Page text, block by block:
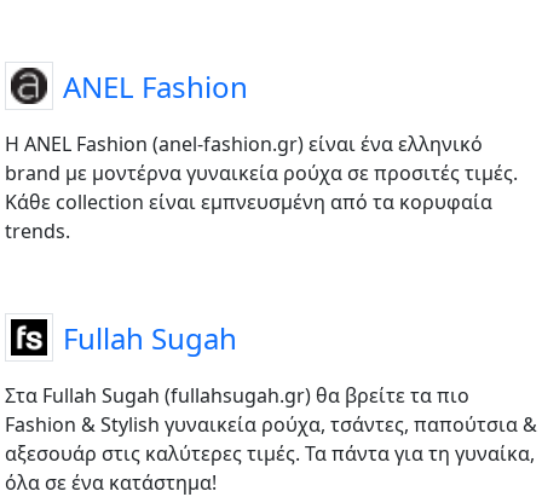
ANEL Fashion
Η ANEL Fashion (anel-fashion.gr) είναι ένα ελληνικό
brand με μοντέρνα γυναικεία ρούχα σε προσιτές τιμές.
Κάθε collection είναι εμπνευσμένη από τα κορυφαία
trends.
Fullah Sugah
Στα Fullah Sugah (fullahsugah.gr) θα βρείτε τα πιο
Fashion & Stylish γυναικεία ρούχα, τσάντες, παπούτσια &
αξεσουάρ στις καλύτερες τιμές. Τα πάντα για τη γυναίκα,
όλα σε ένα κατάστημα!